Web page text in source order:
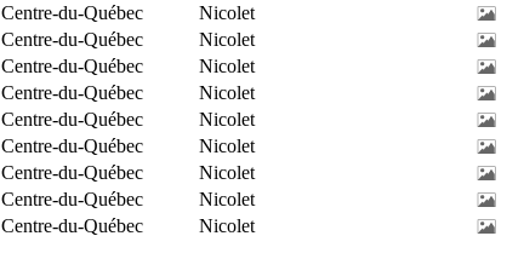
Centre-du-Québec
Nicolet
Centre-du-Québec
Nicolet
Centre-du-Québec
Nicolet
Centre-du-Québec
Nicolet
Centre-du-Québec
Nicolet
Centre-du-Québec
Nicolet
Centre-du-Québec
Nicolet
Centre-du-Québec
Nicolet
Centre-du-Québec Nicolet